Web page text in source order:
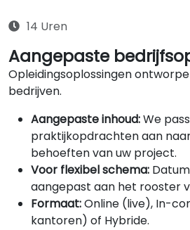
14 Uren
Aangepaste
Opleidingsoplossingen
bedrijven.
Aangepaste inhoud:We
praktijkopdrachten aan
behoeften van uw project.
Voor flexibel schema:
aangepast aan het rooster
Formaat:Online (live), In-
kantoren) of Hybride.